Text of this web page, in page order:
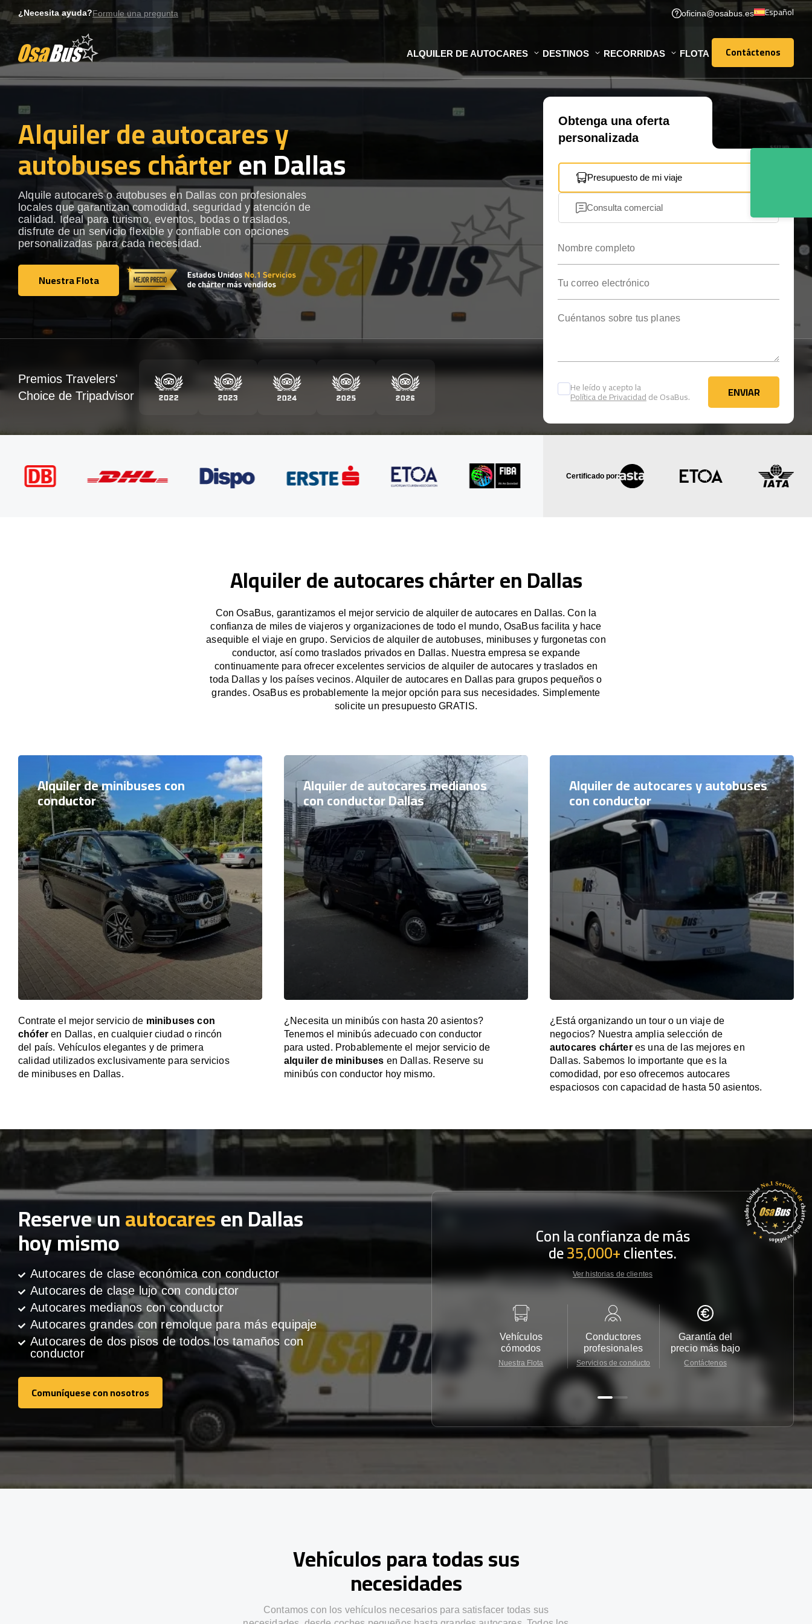
to
¿Necesita ayuda?Formule una pregunta oficina@osabus.es Español
ALQUILER DE AUTOCARES DESTINOS RECORRIDAS FLOTA Contáctenos
Contáctenos
Alquiler de autocares y
autobuses chárteren Dallas
Alquile autocares o autobuses en Dallas con profesionales
locales que garantizan comodidad, seguridad y atención de
calidad. Ideal para turismo, eventos, bodas o traslados,
disfrute de un servicio flexible y confiable con opciones
personalizadas para cada necesidad.
Nuestra Flota
Nuestra Flota
Obtenga una oferta
personalizada
Presupuesto de mi viaje
Consulta comercial
He leído y acepto la
Política de Privacidadde OsaBus. ENVIAR
ENVIAR
Premios Travelers'
Choice de Tripadvisor
Certificado por:
Alquiler de autocares chárter en Dallas
Con OsaBus, garantizamos el mejor servicio de alquiler de autocares en Dallas. Con la
confianza de miles de viajeros y organizaciones de todo el mundo, OsaBus facilita y hace
asequible el viaje en grupo. Servicios de alquiler de autobuses, minibuses y furgonetas con
conductor, así como traslados privados en Dallas. Nuestra empresa se expande
continuamente para ofrecer excelentes servicios de alquiler de autocares y traslados en
toda Dallas y los países vecinos. Alquiler de autocares en Dallas para grupos pequeños o
grandes. OsaBus es probablemente la mejor opción para sus necesidades. Simplemente
solicite un presupuesto GRATIS.
Alquiler de minibuses con
conductor
Contrate el mejor servicio de minibuses con
chóferen Dallas, en cualquier ciudad o rincón
del país. Vehículos elegantes y de primera
calidad utilizados exclusivamente para servicios
de minibuses en Dallas.
Alquiler de autocares medianos
con conductor Dallas
¿Necesita un minibús con hasta 20 asientos?
Tenemos el minibús adecuado con conductor
para usted. Probablemente el mejor servicio de
alquiler de minibuses en Dallas. Reserve su
minibús con conductor hoy mismo.
Alquiler de autocares y autobuses
con conductor
¿Está organizando un tour o un viaje de
negocios? Nuestra amplia selección de
autocares chárteres una de las mejores en
Dallas. Sabemos lo importante que es la
comodidad, por eso ofrecemos autocares
espaciosos con capacidad de hasta 50 asientos.
Reserve unautocaresen Dallas
hoy mismo
Autocares de clase económica con conductor
Autocares de clase lujo con conductor
Autocares medianos con conductor
Autocares grandes con remolque para más equipaje
Autocares de dos pisos de todos los tamaños con
conductor
Comuníquese con nosotros
Comuníquese con nosotros
Con la confianza de más
de35,000+clientes.
Ver historias de clientes
Vehículos
cómodos
Nuestra Flota
Conductores
profesionales
Servicios de conducto
Garantía del
precio más bajo
Contáctenos
Vehículos para todas sus
necesidades
Contamos con los vehículos necesarios para satisfacer todas sus